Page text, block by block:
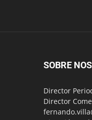
SOBRE
Director
Director